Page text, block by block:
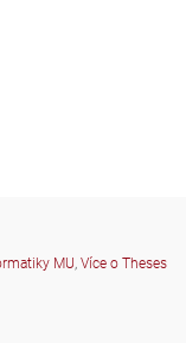
MU, Více o Theses